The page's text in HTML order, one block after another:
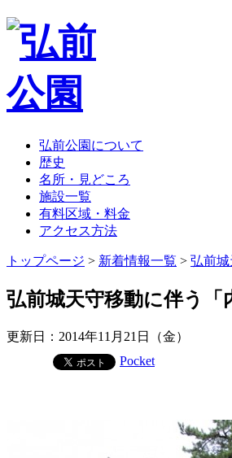
弘前公園について
歴史
名所・見どころ
施設一覧
有料区域・料金
アクセス方法
トップページ > 新着情報一覧 > 弘前
弘前城天守移動に伴う「
更新日：2014年11月21日（金）
Pocket